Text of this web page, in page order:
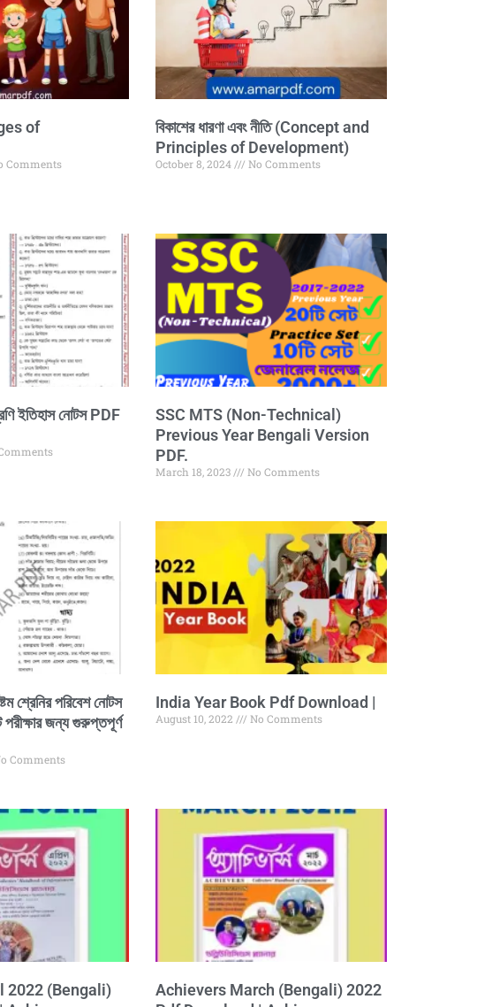
of
Comments
বিকাশের ধারণা এবং নীতি (Concept and
Principles of Development)
October 8, 2024 No Comments
ইতিহাস নোটস PDF
SSC MTS (Non-Technical)
Previous Year Bengali Version
PDF.
March 18, 2023 No Comments
শ্রেনির পরিবেশ নোটস
পরীক্ষার জন্য গুরুপ্তপূর্ণ
Comments
India Year Book Pdf Download |
August 10, 2022 No Comments
2022 (Bengali)
Achievers March (Bengali) 2022